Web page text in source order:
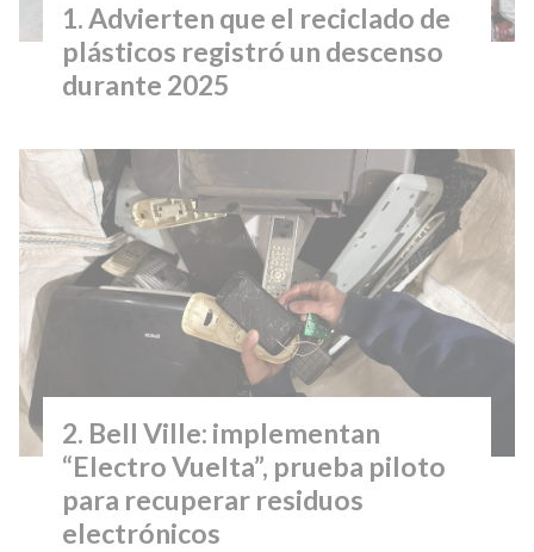
Advierten que el reciclado de
plásticos registró un descenso
durante 2025
Bell Ville: implementan
“Electro Vuelta”, prueba piloto
para recuperar residuos
electrónicos